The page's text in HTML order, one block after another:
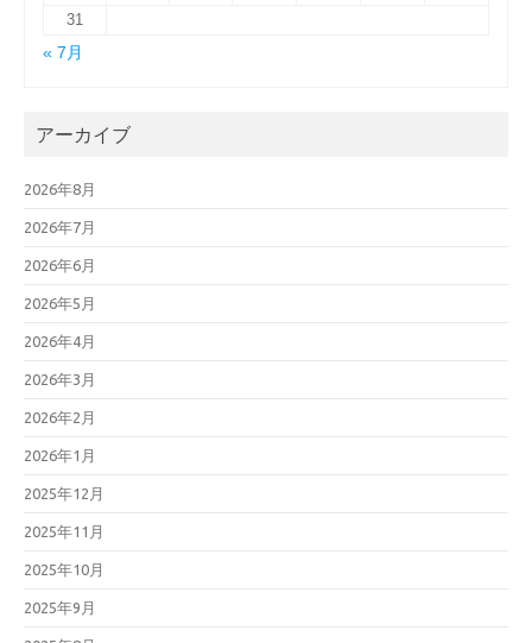
31
« 7月
アーカイブ
2026年8月
2026年7月
2026年6月
2026年5月
2026年4月
2026年3月
2026年2月
2026年1月
2025年12月
2025年11月
2025年10月
2025年9月